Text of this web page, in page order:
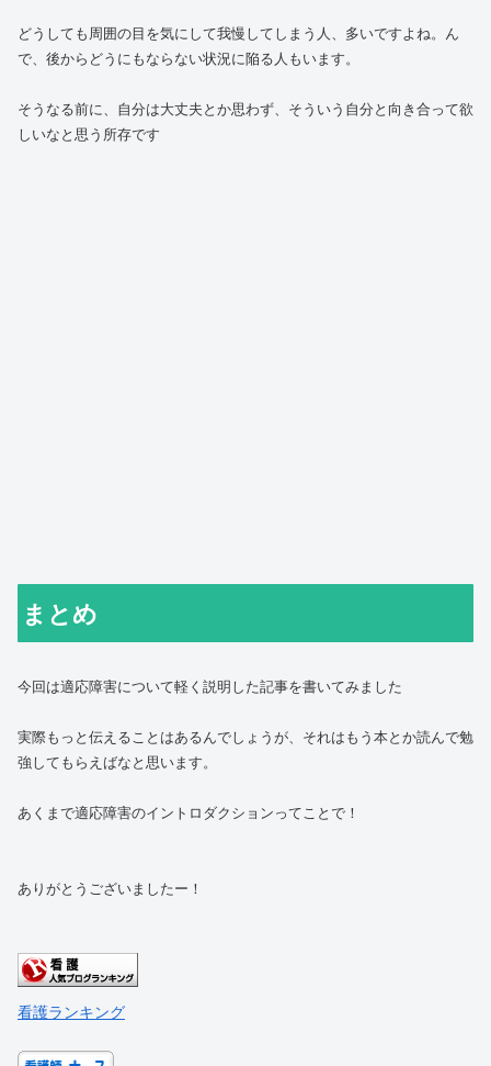
どうしても周囲の目を気にして我慢してしまう人、多いですよね。ん
で、後からどうにもならない状況に陥る人もいます。
そうなる前に、自分は大丈夫とか思わず、そういう自分と向き合って欲
しいなと思う所存です
まとめ
今回は適応障害について軽く説明した記事を書いてみました
実際もっと伝えることはあるんでしょうが、それはもう本とか読んで勉
強してもらえばなと思います。
あくまで適応障害のイントロダクションってことで！
ありがとうございましたー！
看護ランキング